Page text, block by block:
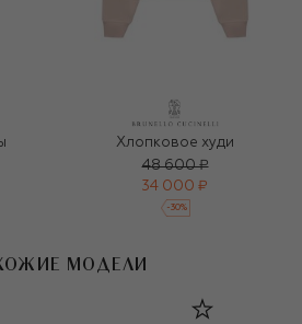
Хлопковое худи
48 600 ₽
34 000 ₽
-30%
МОДЕЛИ